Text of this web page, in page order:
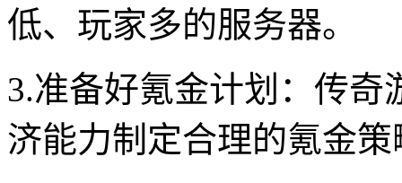
低、玩家多的服务器。
3.准备好氪金计划：传
济能力制定合理的氪金策